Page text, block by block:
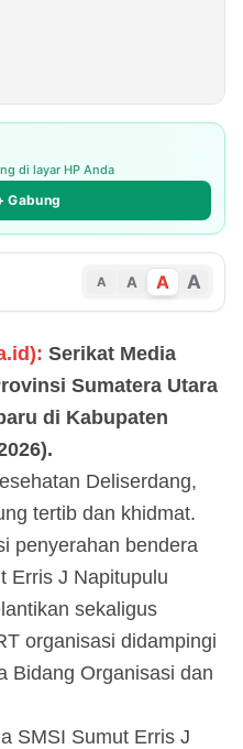
di layar HP Anda
Gabung
A A A A
Serikat Media
Sumatera Utara
di Kabupaten
Deliserdang,
tertib dan khidmat.
penyerahan bendera
Erris J Napitupulu
sekaligus
organisasi didampingi
Bidang Organisasi dan
SMSI Sumut Erris J